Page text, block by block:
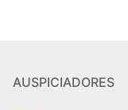
AUSPICIADORES